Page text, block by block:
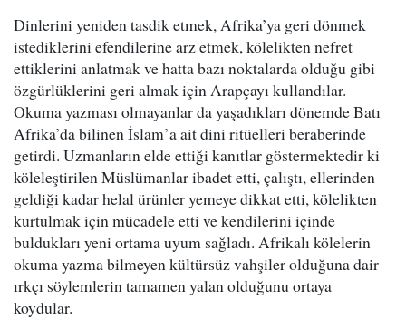
Dinlerini yeniden tasdik etmek, Afrika’ya geri dönmek
istediklerini efendilerine arz etmek, kölelikten nefret
ettiklerini anlatmak ve hatta bazı noktalarda olduğu gibi
özgürlüklerini geri almak için Arapçayı kullandılar.
Okuma yazması olmayanlar da yaşadıkları dönemde Batı
Afrika’da bilinen İslam’a ait dini ritüelleri beraberinde
getirdi. Uzmanların elde ettiği kanıtlar göstermektedir ki
köleleştirilen Müslümanlar ibadet etti, çalıştı, ellerinden
geldiği kadar helal ürünler yemeye dikkat etti, kölelikten
kurtulmak için mücadele etti ve kendilerini içinde
buldukları yeni ortama uyum sağladı. Afrikalı kölelerin
okuma yazma bilmeyen kültürsüz vahşiler olduğuna dair
ırkçı söylemlerin tamamen yalan olduğunu ortaya
koydular.